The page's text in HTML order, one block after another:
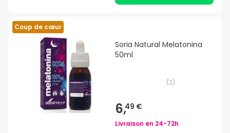
Coup de cœur
Soria Natural Melatonina
50ml
(2)
6,49 €
Livraison en 24-72h